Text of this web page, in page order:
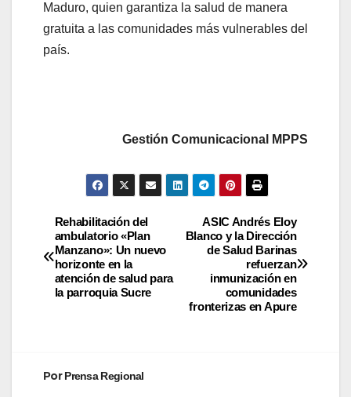
Maduro, quien garantiza la salud de manera
gratuita a las comunidades más vulnerables del
país.
Gestión Comunicacional MPPS
ASIC Andrés Eloy
Blanco y la Dirección
de Salud Barinas
refuerzan
inmunización en
comunidades
fronterizas en Apure
Rehabilitación del
ambulatorio «Plan
Manzano»: Un nuevo
horizonte en la
atención de salud para
la parroquia Sucre
PorPrensa Regional